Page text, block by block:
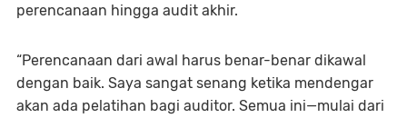
perencanaan hingga audit akhir.
“Perencanaan dari awal harus benar-benar dikawal
dengan baik. Saya sangat senang ketika mendengar
akan ada pelatihan bagi auditor. Semua ini—mulai dari